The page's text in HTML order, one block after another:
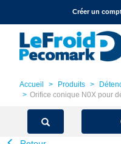
text.skipToNavigationCréer un
Accueil Produits
Orifice conique N0X pour